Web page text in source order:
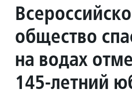
общество
на водах
145-летний